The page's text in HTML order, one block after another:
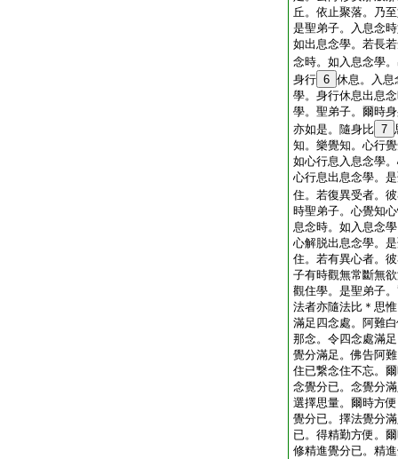
丘。依止聚落。乃
是聖弟子。入息念
如出息念學。若長
念時。如入息念學
身行 6 休息。入息
學。身行休息出息
學。聖弟子。爾時
亦如是。隨身比 7
知。樂覺知。心行
如心行息入息念學
心行息出息念學。
住。若復異受者。
時聖弟子。心覺知
息念時。如入息念
心解脱出息念學。
住。若有異心者。
子有時觀無常斷無
觀住學。是聖弟子
法者亦隨法比＊思
滿足四念處。阿難
那念。令四念處滿
覺分滿足。佛告阿
住已繋念住不忘。
念覺分已。念覺分
選擇思量。爾時方
覺分已。擇法覺分
已。得精勤方便。
修精進覺分已。精